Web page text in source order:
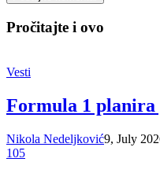
Pročitajte i ovo
Vesti
Formula 1 planira
Nikola Nedeljković9, July
105